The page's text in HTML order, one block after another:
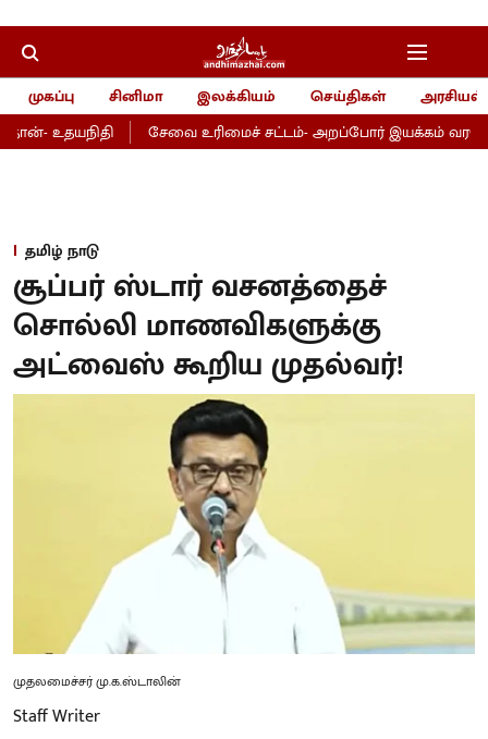
முகப்பு சினிமா இலக்கியம் செய்திகள்
அரசியல்
உதயநிதி
சேவை உரிமைச் சட்டம்- அறப்போர் இயக்கம்
தமிழ் நாடு
சூப்பர் ஸ்டார் வசனத்தைச்
சொல்லி மாணவிகளுக்கு
அட்வைஸ் கூறிய முதல்வர்!
முதலமைச்சர் மு.க.ஸ்டாலின்
Staff Writer